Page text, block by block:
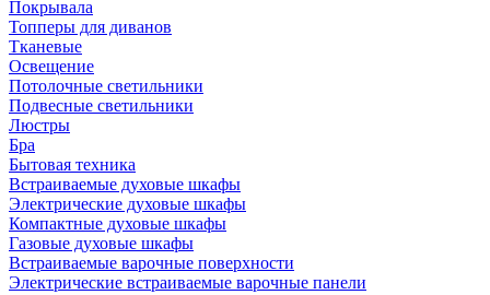
Покрывала
Топперы для диванов
Тканевые
Освещение
Потолочные светильники
Подвесные светильники
Люстры
Бра
Бытовая техника
Встраиваемые духовые шкафы
Электрические духовые шкафы
Компактные духовые шкафы
Газовые духовые шкафы
Встраиваемые варочные поверхности
Электрические встраиваемые варочные панели